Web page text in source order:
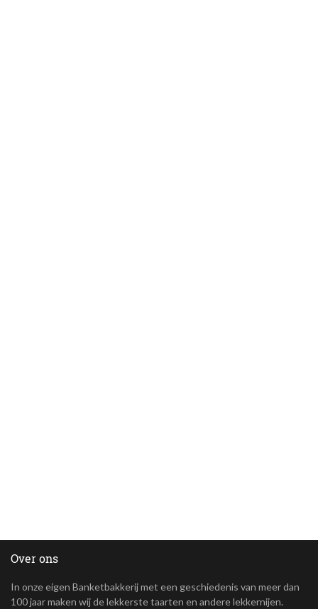
Over ons
In onze eigen Banketbakkerij met een geschiedenis van meer dan
100 jaar maken wij de lekkerste taarten en andere lekkernijen.